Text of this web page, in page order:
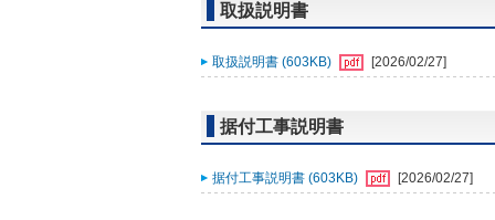
取扱説明書
取扱説明書 (603KB) [2026/02/27]
据付工事説明書
据付工事説明書 (603KB) [2026/02/27]